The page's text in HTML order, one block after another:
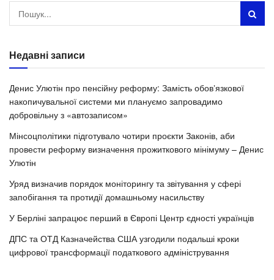
Недавні записи
Денис Улютін про пенсійну реформу: Замість обовʼязкової
накопичувальної системи ми плануємо запровадимо
добровільну з «автозаписом»
Мінсоцполітики підготувало чотири проєкти Законів, аби
провести реформу визначення прожиткового мінімуму – Денис
Улютін
Уряд визначив порядок моніторингу та звітування у сфері
запобігання та протидії домашньому насильству
У Берліні запрацює перший в Європі Центр єдності українців
ДПС та ОТД Казначейства США узгодили подальші кроки
цифрової трансформації податкового адміністрування